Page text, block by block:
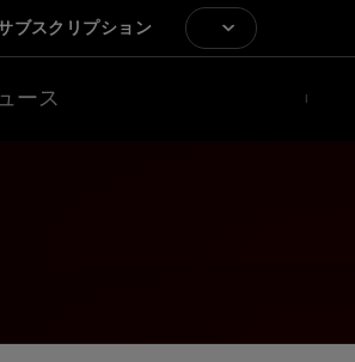
ブスクリプション
ース